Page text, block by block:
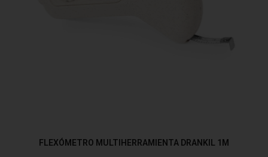
FLEXÓMETRO MULTIHERRAMIENTA DRANKIL 1M